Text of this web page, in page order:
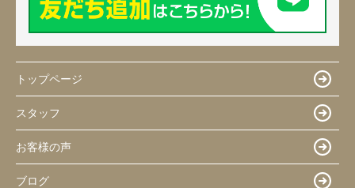
トップページ
スタッフ
お客様の声
ブログ